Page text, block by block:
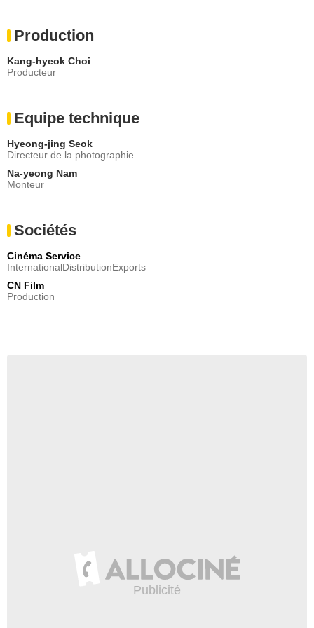
Production
Kang-hyeok Choi
Producteur
Equipe technique
Hyeong-jing Seok
Directeur de la photographie
Na-yeong Nam
Monteur
Sociétés
Cinéma Service
InternationalDistributionExports
CN Film
Production